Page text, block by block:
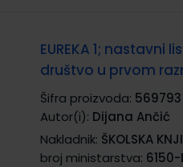
EUREKA 1; nastavni
društvo u prvom
Šifra proizvoda: 569793
Autor(i): Dijana Ančić
Nakladnik: ŠKOLSKA
broj ministarstva: 6150-